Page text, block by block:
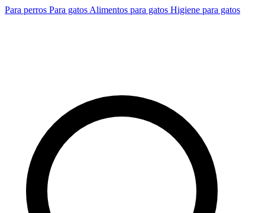
Para perros Para gatos Alimentos para gatos Higiene para gatos